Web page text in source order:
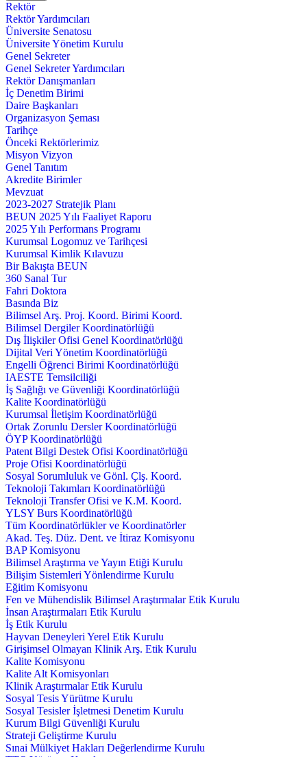
Rektör
Rektör Yardımcıları
Üniversite Senatosu
Üniversite Yönetim Kurulu
Genel Sekreter
Genel Sekreter Yardımcıları
Rektör Danışmanları
İç Denetim Birimi
Daire Başkanları
Organizasyon Şeması
Tarihçe
Önceki Rektörlerimiz
Misyon Vizyon
Genel Tanıtım
Akredite Birimler
Mevzuat
2023-2027 Stratejik Planı
BEUN 2025 Yılı Faaliyet Raporu
2025 Yılı Performans Programı
Kurumsal Logomuz ve Tarihçesi
Kurumsal Kimlik Kılavuzu
Bir Bakışta BEUN
360 Sanal Tur
Fahri Doktora
Basında Biz
Bilimsel Arş. Proj. Koord. Birimi Koord.
Bilimsel Dergiler Koordinatörlüğü
Dış İlişkiler Ofisi Genel Koordinatörlüğü
Dijital Veri Yönetim Koordinatörlüğü
Engelli Öğrenci Birimi Koordinatörlüğü
IAESTE Temsilciliği
İş Sağlığı ve Güvenliği Koordinatörlüğü
Kalite Koordinatörlüğü
Kurumsal İletişim Koordinatörlüğü
Ortak Zorunlu Dersler Koordinatörlüğü
ÖYP Koordinatörlüğü
Patent Bilgi Destek Ofisi Koordinatörlüğü
Proje Ofisi Koordinatörlüğü
Sosyal Sorumluluk ve Gönl. Çlş. Koord.
Teknoloji Takımları Koordinatörlüğü
Teknoloji Transfer Ofisi ve K.M. Koord.
YLSY Burs Koordinatörlüğü
Tüm Koordinatörlükler ve Koordinatörler
Akad. Teş. Düz. Dent. ve İtiraz Komisyonu
BAP Komisyonu
Bilimsel Araştırma ve Yayın Etiği Kurulu
Bilişim Sistemleri Yönlendirme Kurulu
Eğitim Komisyonu
Fen ve Mühendislik Bilimsel Araştırmalar Etik Kurulu
İnsan Araştırmaları Etik Kurulu
İş Etik Kurulu
Hayvan Deneyleri Yerel Etik Kurulu
Girişimsel Olmayan Klinik Arş. Etik Kurulu
Kalite Komisyonu
Kalite Alt Komisyonları
Klinik Araştırmalar Etik Kurulu
Sosyal Tesis Yürütme Kurulu
Sosyal Tesisler İşletmesi Denetim Kurulu
Kurum Bilgi Güvenliği Kurulu
Strateji Geliştirme Kurulu
Sınai Mülkiyet Hakları Değerlendirme Kurulu